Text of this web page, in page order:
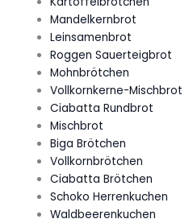
Mandelkernbrot
Leinsamenbrot
Roggen Sauerteigbrot
Mohnbrötchen
Vollkornkerne-Mischbrot
Ciabatta Rundbrot
Mischbrot
Biga Brötchen
Vollkornbrötchen
Ciabatta Brötchen
Schoko Herrenkuchen
Waldbeerenkuchen